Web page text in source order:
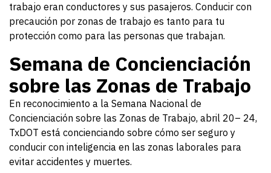
trabajo eran conductores y sus pasajeros. Conducir con
precaución por zonas de trabajo es tanto para tu
protección como para las personas que trabajan.
Semana de Concienciación
sobre las Zonas de Trabajo
En reconocimiento a la Semana Nacional de
Concienciación sobre las Zonas de Trabajo, abril 20– 24,
TxDOT está concienciando sobre cómo ser seguro y
conducir con inteligencia en las zonas laborales para
evitar accidentes y muertes.